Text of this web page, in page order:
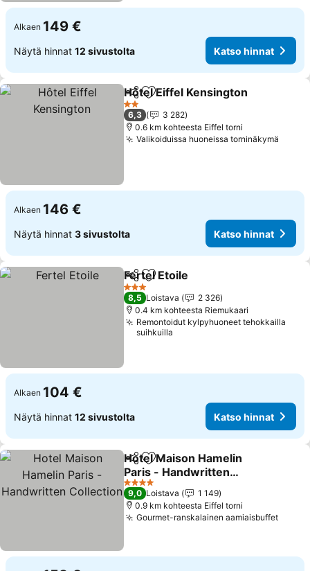
Alkaen 149 €
Näytä hinnat 12 sivustolta Katso hinnat
Jaa Lisää suosikkeihin
Hôtel Eiffel Kensington
2 Tähtiluokitus
6,3
3 282
0.6 km kohteesta Eiffel torni
Valikoiduissa huoneissa torninäkymä
Alkaen 146 €
Näytä hinnat 3 sivustolta Katso hinnat
Jaa Lisää suosikkeihin
Fertel Etoile
3 Tähtiluokitus
8,5 Loistava
2 326
0.4 km kohteesta Riemukaari
Remontoidut kylpyhuoneet tehokkailla
suihkuilla
Alkaen 104 €
Näytä hinnat 12 sivustolta Katso hinnat
Jaa Lisää suosikkeihin
Hotel Maison Hamelin
Paris - Handwritten
Collection
4 Tähtiluokitus
9,0 Loistava
1 149
0.9 km kohteesta Eiffel torni
Gourmet-ranskalainen aamiaisbuffet